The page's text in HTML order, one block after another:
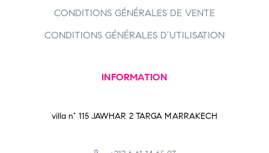
CONDITIONS GÉNÉRALES DE VENTE
CONDITIONS GÉNÉRALES D’UTILISATION
INFORMATION
villa n° 115 JAWHAR 2 TARGA MARRAKECH